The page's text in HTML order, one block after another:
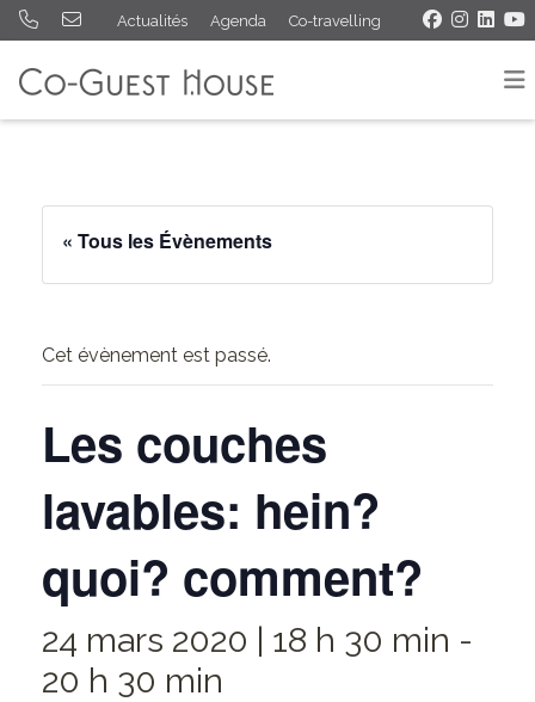
Actualités Agenda Co-travelling
« Tous les Évènements
Cet évènement est passé.
Les couches
lavables: hein?
quoi? comment?
24 mars 2020 | 18 h 30 min -
20 h 30 min